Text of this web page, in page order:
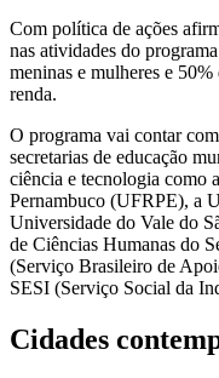
Com política de ações
nas atividades do
meninas e mulheres e 50%
renda.
O programa vai contar
secretarias de educação
ciência e tecnologia como
Pernambuco (UFRPE), a
Universidade do Vale do
de Ciências Humanas do
(Serviço Brasileiro de
SESI (Serviço Social da
Cidades